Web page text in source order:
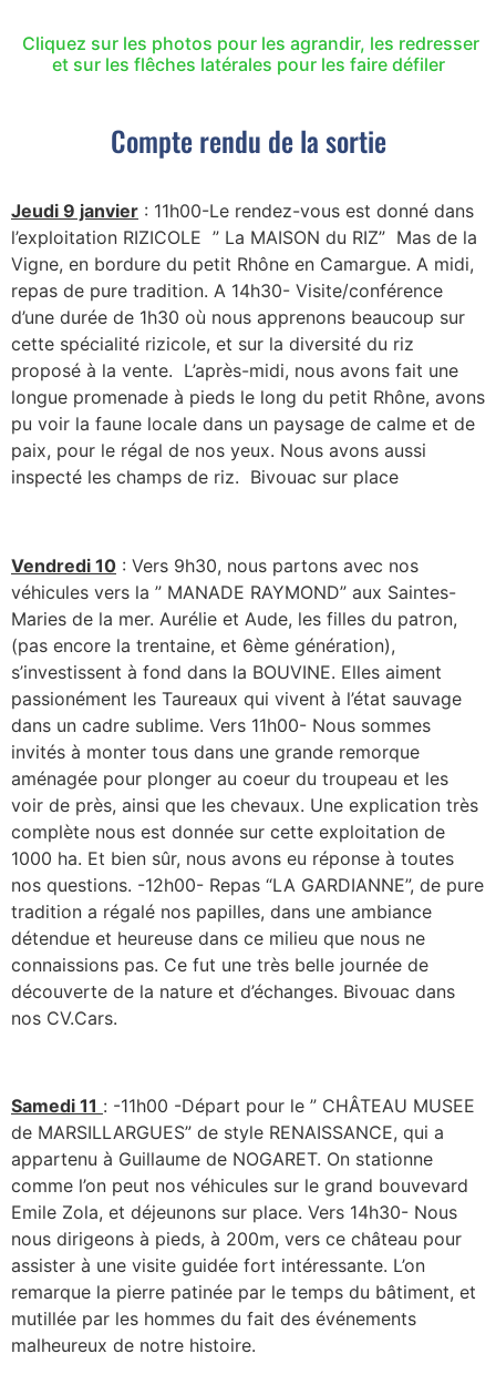
Cliquez sur les photos pour les agrandir, les redresser
et sur les flêches latérales pour les faire défiler
Compte rendu de la sortie
Jeudi 9 janvier : 11h00-Le rendez-vous est donné dans
l’exploitation RIZICOLE ” La MAISON du RIZ” Mas de la
Vigne, en bordure du petit Rhône en Camargue. A midi,
repas de pure tradition. A 14h30- Visite/conférence
d’une durée de 1h30 où nous apprenons beaucoup sur
cette spécialité rizicole, et sur la diversité du riz
proposé à la vente. L’après-midi, nous avons fait une
longue promenade à pieds le long du petit Rhône, avons
pu voir la faune locale dans un paysage de calme et de
paix, pour le régal de nos yeux. Nous avons aussi
inspecté les champs de riz. Bivouac sur place
Vendredi 10 : Vers 9h30, nous partons avec nos
véhicules vers la ” MANADE RAYMOND” aux Saintes-
Maries de la mer. Aurélie et Aude, les filles du patron,
(pas encore la trentaine, et 6ème génération),
s’investissent à fond dans la BOUVINE. Elles aiment
passionément les Taureaux qui vivent à l’état sauvage
dans un cadre sublime. Vers 11h00- Nous sommes
invités à monter tous dans une grande remorque
aménagée pour plonger au coeur du troupeau et les
voir de près, ainsi que les chevaux. Une explication très
complète nous est donnée sur cette exploitation de
1000 ha. Et bien sûr, nous avons eu réponse à toutes
nos questions. -12h00- Repas “LA GARDIANNE”, de pure
tradition a régalé nos papilles, dans une ambiance
détendue et heureuse dans ce milieu que nous ne
connaissions pas. Ce fut une très belle journée de
découverte de la nature et d’échanges. Bivouac dans
nos CV.Cars.
Samedi 11 : -11h00 -Départ pour le ” CHÂTEAU MUSEE
de MARSILLARGUES” de style RENAISSANCE, qui a
appartenu à Guillaume de NOGARET. On stationne
comme l’on peut nos véhicules sur le grand bouvevard
Emile Zola, et déjeunons sur place. Vers 14h30- Nous
nous dirigeons à pieds, à 200m, vers ce château pour
assister à une visite guidée fort intéressante. L’on
remarque la pierre patinée par le temps du bâtiment, et
mutillée par les hommes du fait des événements
malheureux de notre histoire.